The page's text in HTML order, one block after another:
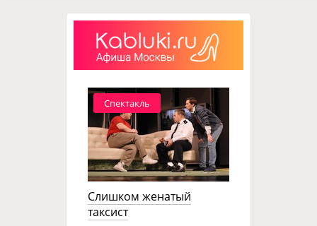
Спектакль
Слишком женатый
таксист